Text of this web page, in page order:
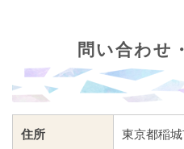
問い合わせ
住所 東京都稲